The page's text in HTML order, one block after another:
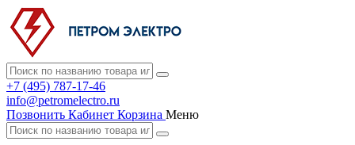
+7 (495) 787-17-46
info@petromelectro.ru
Позвонить Кабинет Корзина Меню